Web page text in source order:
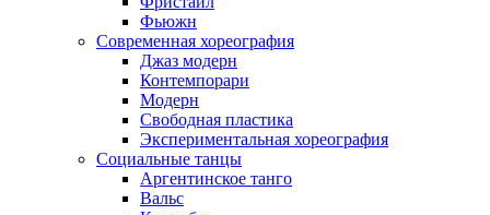
Фьюжн
Современная хореография
Джаз модерн
Контемпорари
Модерн
Свободная пластика
Экспериментальная хореография
Социальные танцы
Аргентинское танго
Вальс